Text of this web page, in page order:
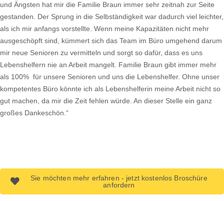
und Ängsten hat mir die Familie Braun immer sehr zeitnah zur Seite
gestanden. Der Sprung in die Selbständigkeit war dadurch viel leichter,
als ich mir anfangs vorstellte. Wenn meine Kapazitäten nicht mehr
ausgeschöpft sind, kümmert sich das Team im Büro umgehend darum
mir neue Senioren zu vermitteln und sorgt so dafür, dass es uns
Lebenshelfern nie an Arbeit mangelt. Familie Braun gibt immer mehr
als 100% für unsere Senioren und uns die Lebenshelfer. Ohne unser
kompetentes Büro könnte ich als Lebenshelferin meine Arbeit nicht so
gut machen, da mir die Zeit fehlen würde. An dieser Stelle ein ganz
großes Dankeschön.“
Sie möchten mehr erfahren - jetzt kostenlos Broschüre
anfordern